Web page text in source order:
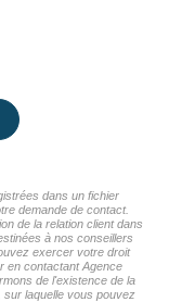
dans un fichier
demande de contact.
de la relation client dans
à nos conseillers
exercer votre droit
en contactant Agence
de l'existence de la
sur laquelle vous pouvez